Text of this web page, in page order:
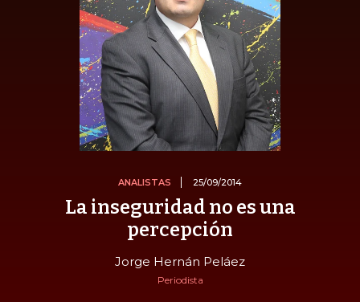
ANALISTAS 25/09/2014
La inseguridad no es una
percepción
Jorge Hernán Peláez
Periodista